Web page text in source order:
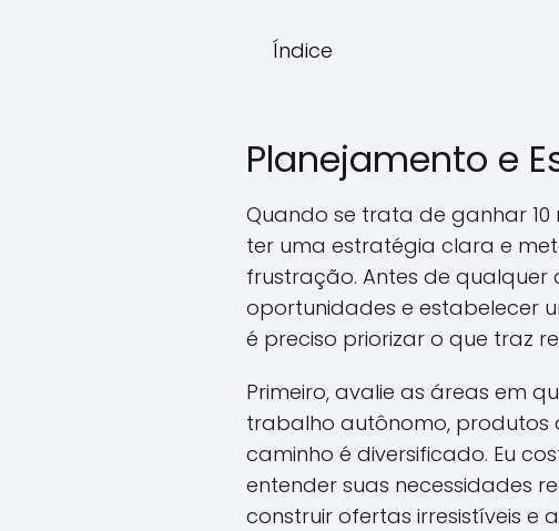
Índice
Planejamento e
Quando se trata de ganhar
ter uma estratégia clara e
frustração. Antes de qualquer
oportunidades e estabelecer
é preciso priorizar o que traz
Primeiro, avalie as áreas em
trabalho autônomo, produtos
caminho é diversificado. Eu
entender suas necessidades
construir ofertas irresistíveis